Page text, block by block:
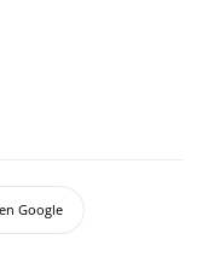
Google